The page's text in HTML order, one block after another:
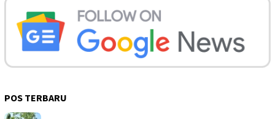
POS TERBARU